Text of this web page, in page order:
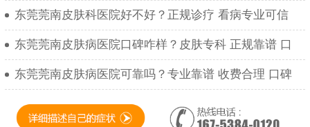
东莞莞南皮肤科医院好不好？正规诊疗 看病专业可信
东莞莞南皮肤病医院口碑咋样？皮肤专科 正规靠谱 口
东莞莞南皮肤病医院可靠吗？专业靠谱 收费合理 口碑